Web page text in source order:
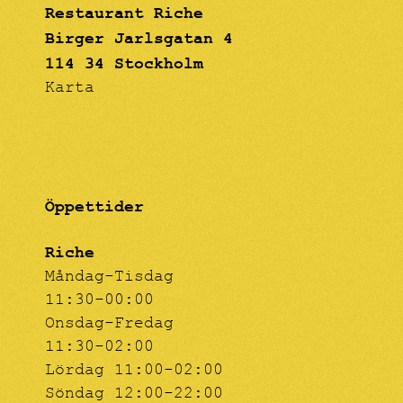
Öppettider
Riche
Måndag-Tisdag
11:30-00:00
Onsdag-Fredag
11:30-02:00
Lördag 11:00-02:00
Söndag 12:00-22:00
Restaurant Riche
Birger Jarlsgatan 4
114 34 Stockholm
Karta